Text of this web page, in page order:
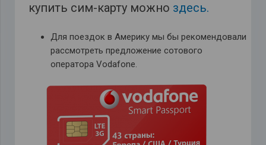
купить сим-карту можно здесь.
Для поездок в Америку мы бы рекомендовали
рассмотреть предложение сотового
оператора Vodafone.